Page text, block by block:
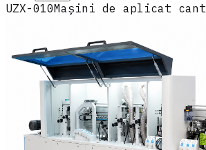
UZX-010Mașini de aplicat cant